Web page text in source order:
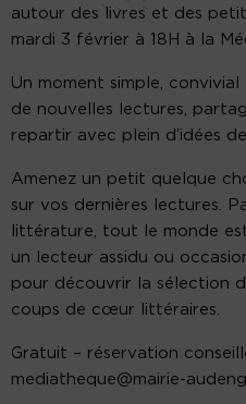
autour des livres et des
mardi 3 février à 18H à la
Un moment simple,
de nouvelles lectures,
repartir avec plein d’idées
Amenez un petit quelque
sur vos dernières lectures.
littérature, tout le monde
un lecteur assidu ou
pour découvrir la sélection
coups de cœur littéraires.
Gratuit – réservation
mediatheque@mairie-